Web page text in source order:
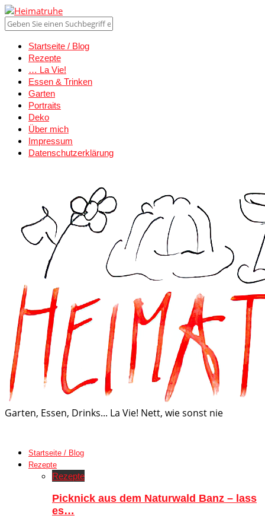
Startseite / Blog
Rezepte
… La Vie!
Essen & Trinken
Garten
Portraits
Deko
Über mich
Impressum
Datenschutzerklärung
Garten, Essen, Drinks... La Vie! Nett, wie sonst nie
Startseite / Blog
Rezepte
Rezepte
Picknick aus dem Naturwald Banz – lass
es…